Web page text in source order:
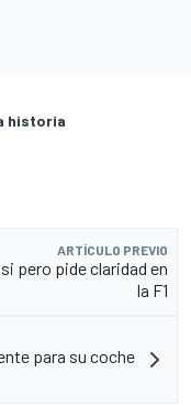
historia
ARTÍCULO PREVIO
pero pide claridad en
la F1
para su coche